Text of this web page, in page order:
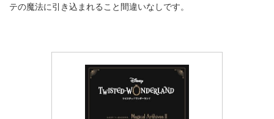
テの魔法に引き込まれること間違いなしです。